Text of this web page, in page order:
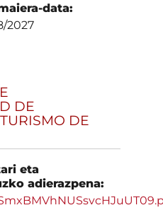
data:
2027
DE
DE
eta
adierazpena: